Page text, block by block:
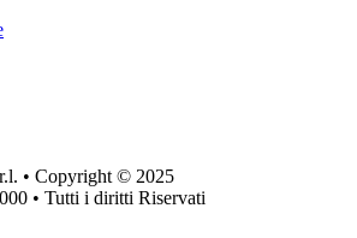
• Copyright © 2025
• Tutti i diritti Riservati